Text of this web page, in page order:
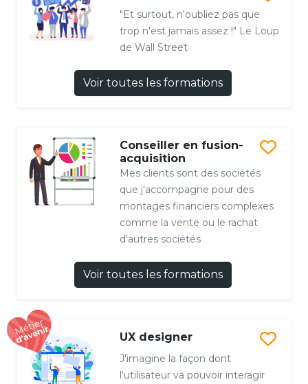
"Et surtout, n'oubliez pas que
trop n'est jamais assez !" Le Loup
de Wall Street
Voir toutes les formations
Conseiller en fusion-
acquisition
Mes clients sont des sociétés
que j'accompagne pour des
montages financiers complexes
comme la vente ou le rachat
d'autres sociétés
Voir toutes les formations
UX designer
J'imagine la façon dont
l'utilisateur va pouvoir interagir